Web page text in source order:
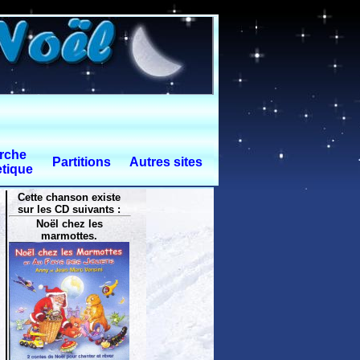
Partitions Autres sites
Cette chanson existe
sur les CD suivants :
Noël chez les
marmottes.